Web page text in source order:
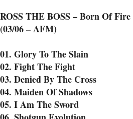
ROSS THE BOSS – Born Of Fire
(03/06 – AFM)
01. Glory To The Slain
02. Fight The Fight
03. Denied By The Cross
04. Maiden Of Shadows
05. I Am The Sword